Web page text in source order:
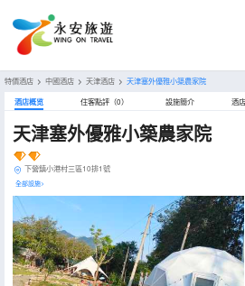
特價酒店 > 中國酒店 > 天津酒店 > 天津塞外優雅小築農家院
酒店概览 住客點評（0） 設施簡介 酒
天津塞外優雅小築農家院
下營鎮小港村三區10排1號
全部設施>